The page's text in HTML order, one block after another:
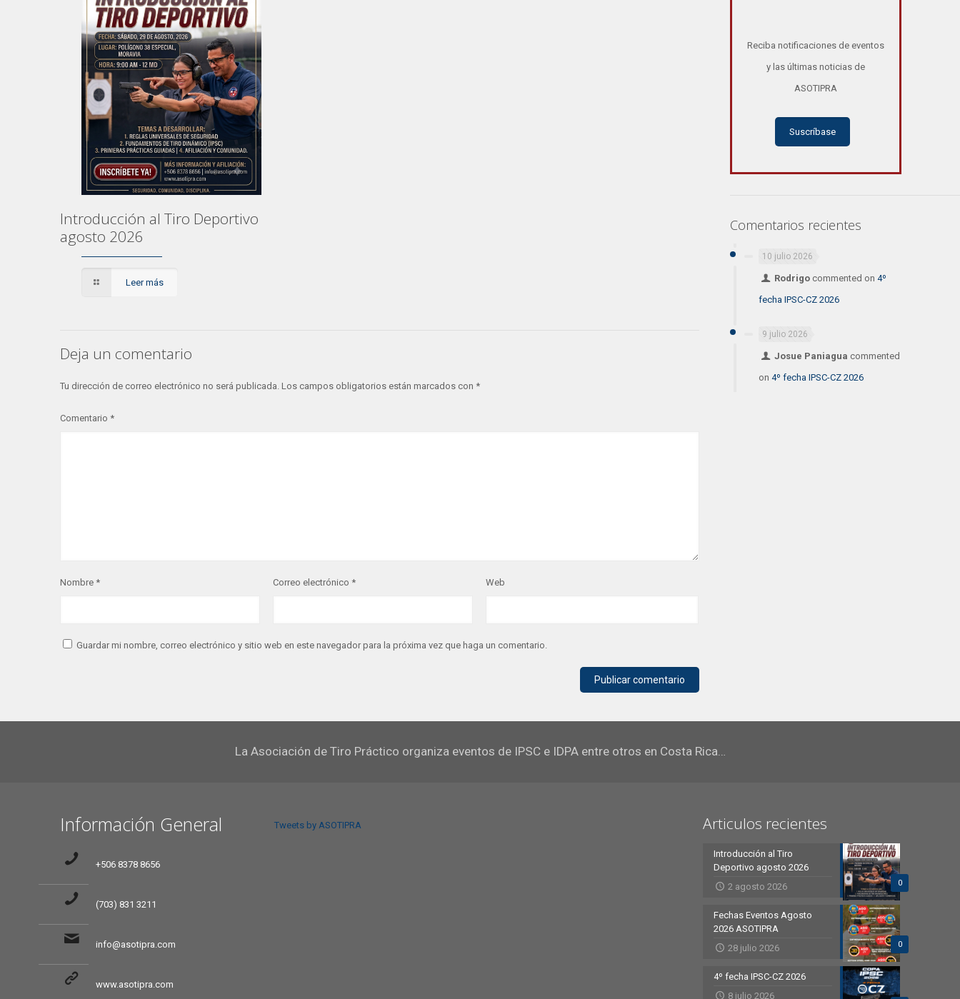
Introducción al Tiro Deportivo
agosto 2026
Leer más
Deja un comentario
Tu dirección de correo electrónico no será publicada. Los campos obligatorios están marcados con *
Comentario *
Nombre * Correo electrónico * Web
Guardar mi nombre, correo electrónico y sitio web en este navegador para la próxima vez que haga un comentario.
Reciba notificaciones de eventos
y las últimas noticias de
ASOTIPRA
Suscríbase
Comentarios recientes
10 julio 2026
Rodrigocommented on 4º
fecha IPSC-CZ 2026
9 julio 2026
Josue Paniagua commented
on4º fecha IPSC-CZ 2026
La Asociación de Tiro Práctico organiza eventos de IPSC e IDPA entre otros en Costa Rica…
Información General
+506 8378 8656
(703) 831 3211
info@asotipra.com
www.asotipra.com
Tweets by ASOTIPRA Articulos recientes
0
Introducción al Tiro
Deportivo agosto 2026
2 agosto 2026
0
Fechas Eventos Agosto
2026 ASOTIPRA
28 julio 2026
4º fecha IPSC-CZ 2026
8 julio 2026